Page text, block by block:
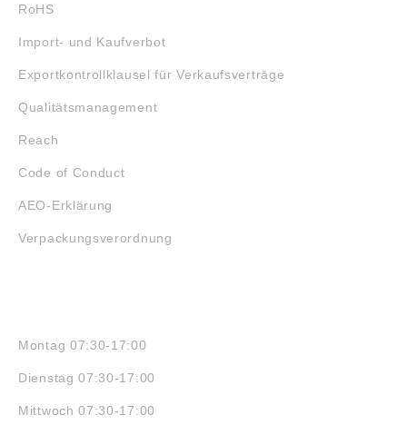
RoHS
Import- und Kaufverbot
Exportkontrollklausel für Verkaufsverträge
Qualitätsmanagement
Reach
Code of Conduct
AEO-Erklärung
Verpackungsverordnung
Montag 07:30-17:00
Dienstag 07:30-17:00
Mittwoch 07:30-17:00